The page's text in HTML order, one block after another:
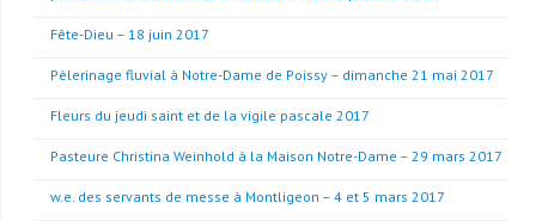
Fête-Dieu – 18 juin 2017
Pèlerinage fluvial à Notre-Dame de Poissy – dimanche 21 mai 2017
Fleurs du jeudi saint et de la vigile pascale 2017
Pasteure Christina Weinhold à la Maison Notre-Dame – 29 mars 2017
w.e. des servants de messe à Montligeon – 4 et 5 mars 2017